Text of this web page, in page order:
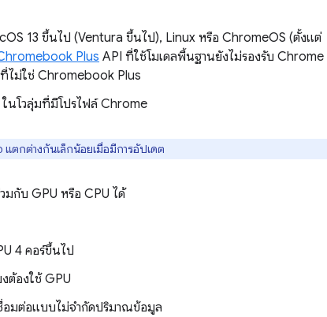
13 ขึ้นไป (Ventura ขึ้นไป), Linux หรือ ChromeOS (ตั้งแต่
Plus API ที่ใช้โมเดลพื้นฐานยังไม่รองรับ Chrome
ไม่ใช่ Chromebook Plus
นโวลุ่มที่มีโปรไฟล์ Chrome
แตกต่างกันเล็กน้อยเมื่อมีการอัปเดต
มกับ GPU หรือ CPU ได้
4 คอร์ขึ้นไป
ต้องใช้ GPU
อมต่อแบบไม่จำกัดปริมาณข้อมูล